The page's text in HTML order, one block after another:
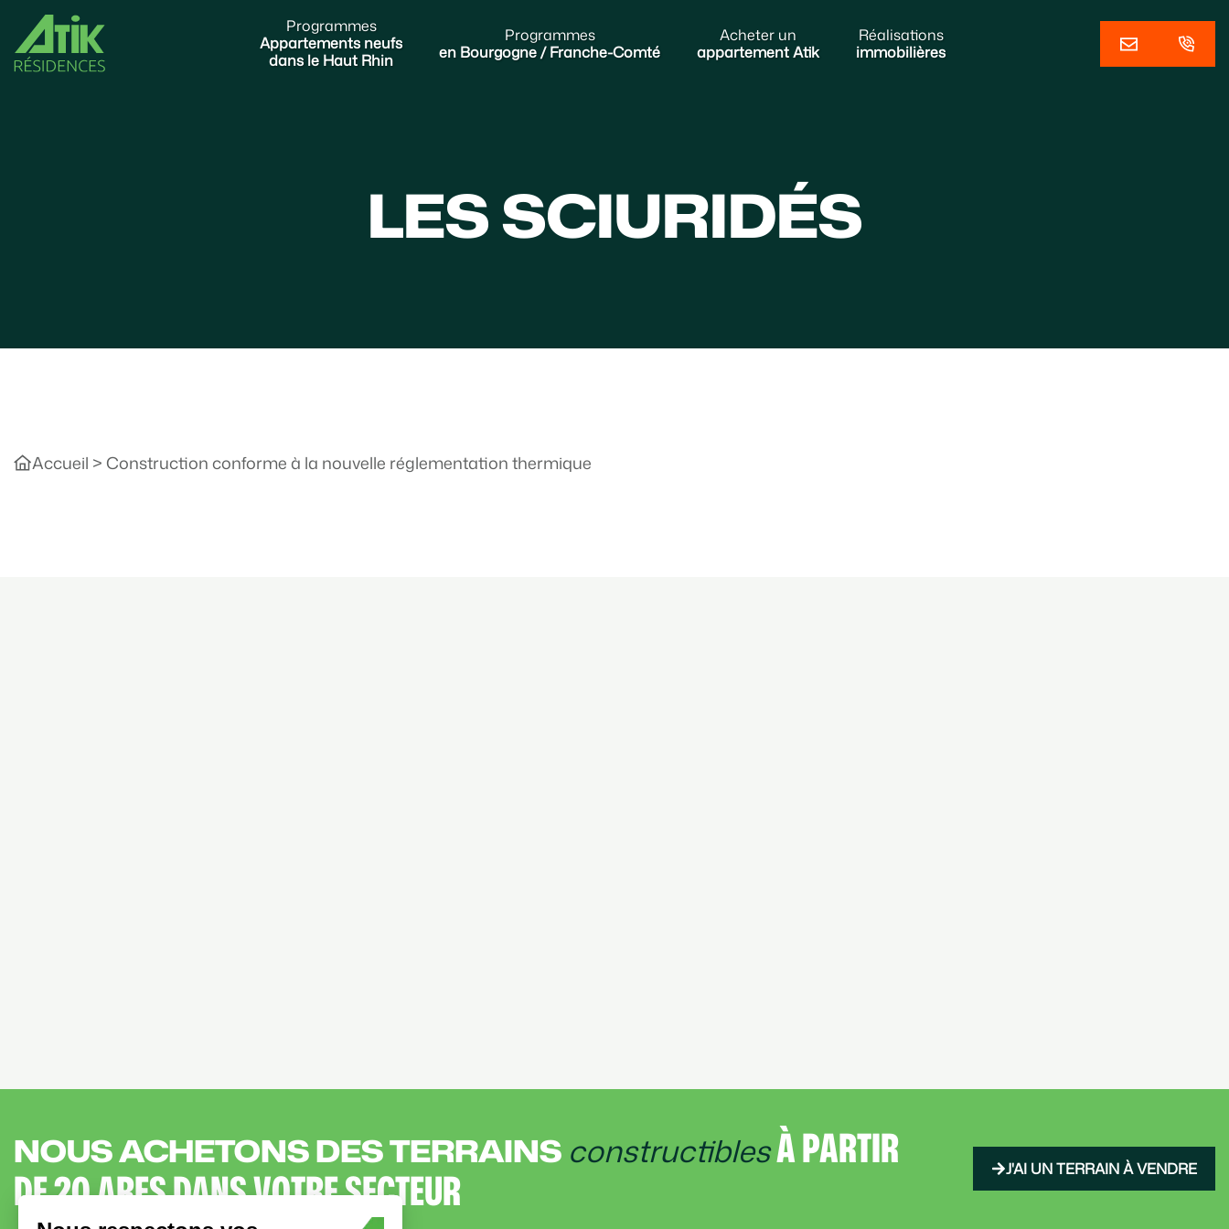
Programmes
Appartements neufs
dans le Haut Rhin
Programmes
en Bourgogne / Franche-Comté
Acheter un
appartement Atik
Réalisations
immobilières
LES SCIURIDÉS
Accueil > Construction conforme à la nouvelle réglementation thermique
NOUS ACHETONS DES TERRAINS constructiblesÀ PARTIR
DE 20 ARES DANS VOTRE SECTEUR J'AI UN TERRAIN À VENDRE